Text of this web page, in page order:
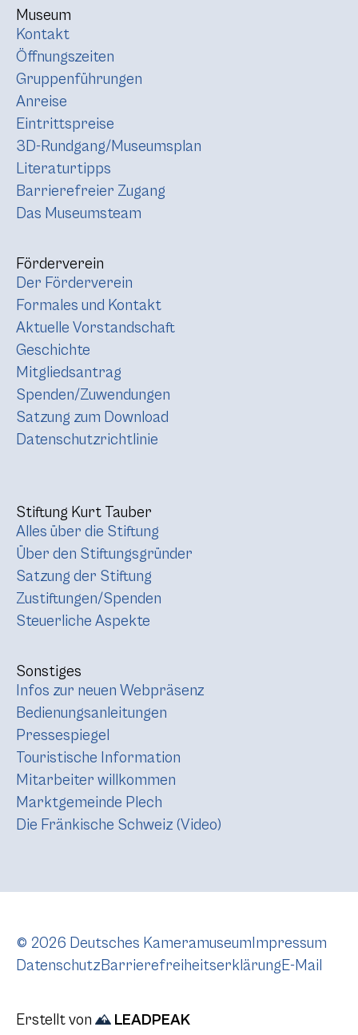
Museum
Kontakt
Öffnungszeiten
Gruppenführungen
Anreise
Eintrittspreise
3D-Rundgang/Museumsplan
Literaturtipps
Barrierefreier Zugang
Das Museumsteam
Förderverein
Der Förderverein
Formales und Kontakt
Aktuelle Vorstandschaft
Geschichte
Mitgliedsantrag
Spenden/Zuwendungen
Satzung zum Download
Datenschutzrichtlinie
Stiftung Kurt Tauber
Alles über die Stiftung
Über den Stiftungsgründer
Satzung der Stiftung
Zustiftungen/Spenden
Steuerliche Aspekte
Sonstiges
Infos zur neuen Webpräsenz
Bedienungsanleitungen
Pressespiegel
Touristische Information
Mitarbeiter willkommen
Marktgemeinde Plech
Die Fränkische Schweiz (Video)
© 2026 Deutsches Kameramuseum Impressum
DatenschutzBarrierefreiheitserklärungE-Mail
Erstellt von LEADPEAK